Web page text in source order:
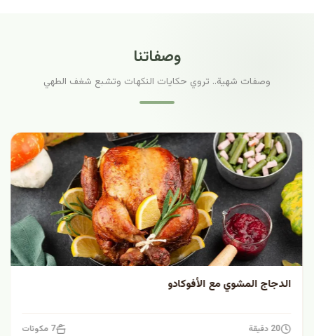
وصفاتنا
وصفات شهية.. تروي حكايات النكهات وتشبع شغف الطهي
الدجاج المشوي مع الأفوكادو
20 دقيقة 7 مكونات